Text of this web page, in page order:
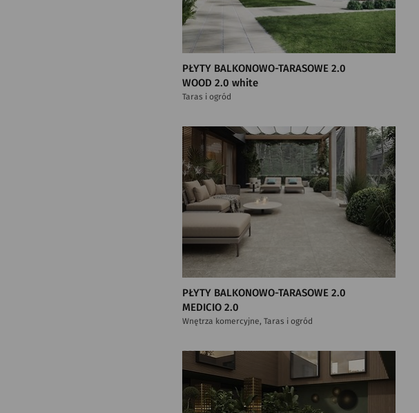
PŁYTY BALKONOWO-TARASOWE 2.0
WOOD 2.0 white
Taras i ogród
PŁYTY BALKONOWO-TARASOWE 2.0
MEDICIO 2.0
Wnętrza komercyjne, Taras i ogród